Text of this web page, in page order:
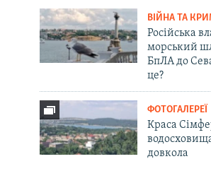
ВІЙНА ТА
Російська
морський
БпЛА до
це?
ФОТОГАЛЕРЕЇ
Краса
довкола